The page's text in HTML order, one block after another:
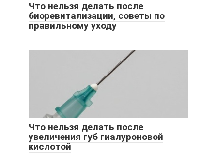
Что нельзя делать после
биоревитализации, советы по
правильному уходу
Что нельзя делать после
увеличения губ гиалуроновой
кислотой